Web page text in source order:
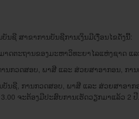
ຊີ ສາ​ຂາ​ການ​ບັນຊີ​ການ​ເງິນມີ​ເງື່ອນ​ໄຂ​ດັ່ງ​ນີ້:
າດຕະຖານ​ຂອງ​ມະຫາວິ​ທະຍາ​ໄລ​ແຫ່ງ​ຊາດ ​ແ
ນກວດ​ສອບ, ພາສີ ​ແລະ ສ່ວຍ​ສາອາກອນ​, ກາ
ນຊີ, ການກວດ​ສອບ, ພາສີ ​ແລະ ສ່ວຍ​ສາ​ອາກ
ຈະ​ຕ້ອງ​ມີ​ປະສົບ​ການ​ເຮັດ​ວຽກ​ມາ​ແລ້ວ 2 ປີ.